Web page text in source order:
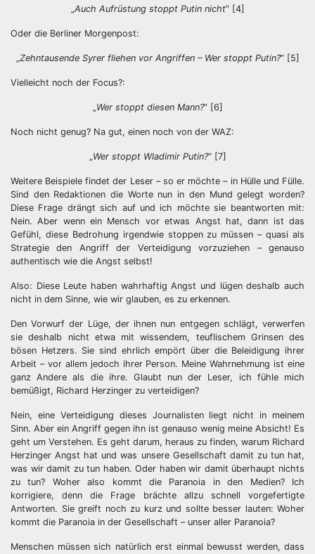
„Auch Aufrüstung stoppt Putin nicht“ [4]
Oder die Berliner Morgenpost:
„Zehntausende Syrer fliehen vor Angriffen – Wer stoppt Putin?“ [5]
Vielleicht noch der Focus?:
„Wer stoppt diesen Mann?“ [6]
Noch nicht genug? Na gut, einen noch von der WAZ:
„Wer stoppt Wladimir Putin?“ [7]
Weitere Beispiele findet der Leser – so er möchte – in Hülle und Fülle.
Sind den Redaktionen die Worte nun in den Mund gelegt worden?
Diese Frage drängt sich auf und ich möchte sie beantworten mit:
Nein. Aber wenn ein Mensch vor etwas Angst hat, dann ist das
Gefühl, diese Bedrohung irgendwie stoppen zu müssen – quasi als
Strategie den Angriff der Verteidigung vorzuziehen – genauso
authentisch wie die Angst selbst!
Also: Diese Leute haben wahrhaftig Angst und lügen deshalb auch
nicht in dem Sinne, wie wir glauben, es zu erkennen.
Den Vorwurf der Lüge, der ihnen nun entgegen schlägt, verwerfen
sie deshalb nicht etwa mit wissendem, teuflischem Grinsen des
bösen Hetzers. Sie sind ehrlich empört über die Beleidigung ihrer
Arbeit – vor allem jedoch ihrer Person. Meine Wahrnehmung ist eine
ganz Andere als die ihre. Glaubt nun der Leser, ich fühle mich
bemüßigt, Richard Herzinger zu verteidigen?
Nein, eine Verteidigung dieses Journalisten liegt nicht in meinem
Sinn. Aber ein Angriff gegen ihn ist genauso wenig meine Absicht! Es
geht um Verstehen. Es geht darum, heraus zu finden, warum Richard
Herzinger Angst hat und was unsere Gesellschaft damit zu tun hat,
was wir damit zu tun haben. Oder haben wir damit überhaupt nichts
zu tun? Woher also kommt die Paranoia in den Medien? Ich
korrigiere, denn die Frage brächte allzu schnell vorgefertigte
Antworten. Sie greift noch zu kurz und sollte besser lauten: Woher
kommt die Paranoia in der Gesellschaft – unser aller Paranoia?
Menschen müssen sich natürlich erst einmal bewusst werden, dass